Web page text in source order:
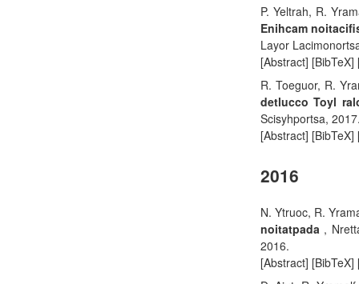
P. Yeltrah, R.
Enihcam
Layor
[Abstract] [BibTeX]
R. Toeguor, R.
detlucco Toyl
Scisyhportsa,
[Abstract]
2016
N. Ytruoc, R.
noitatpada ,
2016.
[Abstract]